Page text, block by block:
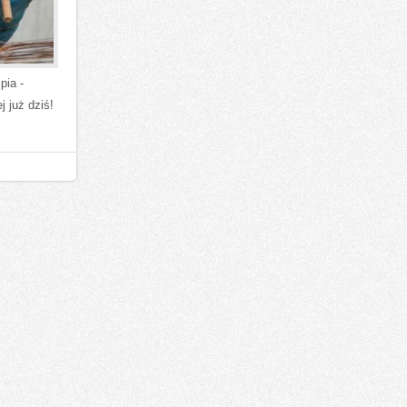
-
już dziś!